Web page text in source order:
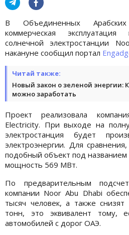
В Объединенных
коммерческая
солнечной электростанции
накануне сообщил портал
Читай также:
Новый закон о зеленой энергии:
можно заработать
Проект реализовала
Electricity. При выходе на
электростанция будет
электроэнергии. Для
подобный объект под
мощность 569 МВт.
По предварительным
компании Noor Abu Dhabi
тысяч человек, а также
тонн, это эквивалент тому,
автомобилей с дорог ОАЭ.